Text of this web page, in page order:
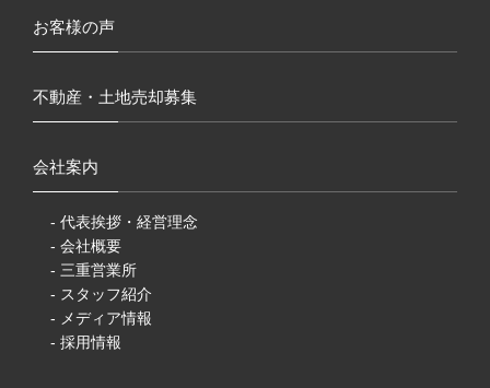
お客様の声
不動産・土地売却募集
会社案内
- 代表挨拶・経営理念
- 会社概要
- 三重営業所
- スタッフ紹介
- メディア情報
- 採用情報